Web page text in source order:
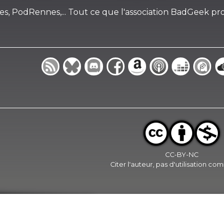
PodRennes,... Tout ce que l'association BadGeek
CC-BY-NC
Citer l'auteur, pas d'utilisation